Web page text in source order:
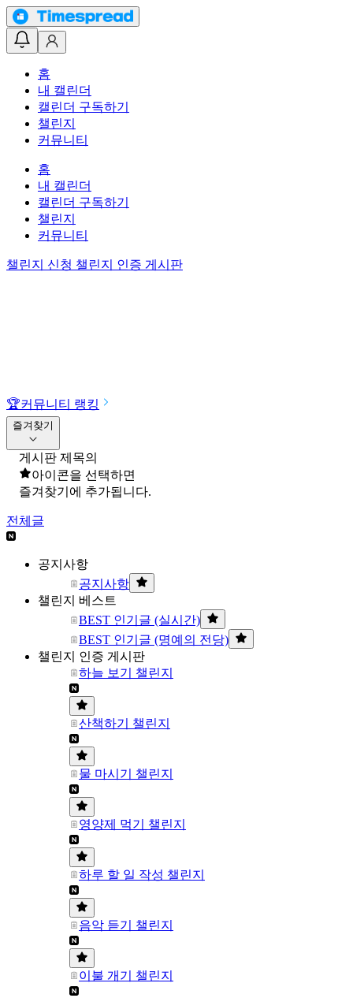
홈
내 캘린더
캘린더 구독하기
챌린지
커뮤니티
홈
내 캘린더
캘린더 구독하기
챌린지
커뮤니티
챌린지 신청 챌린지 인증 게시판
🏆커뮤니티 랭킹
즐겨찾기
게시판 제목의
아이콘을 선택하면
즐겨찾기에 추가됩니다.
전체글
공지사항
공지사항
챌린지 베스트
BEST 인기글 (실시간)
BEST 인기글 (명예의 전당)
챌린지 인증 게시판
하늘 보기 챌린지
산책하기 챌린지
물 마시기 챌린지
영양제 먹기 챌린지
하루 할 일 작성 챌린지
음악 듣기 챌린지
이불 개기 챌린지